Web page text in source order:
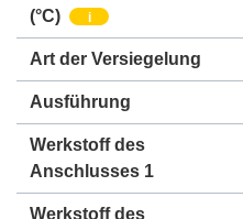
(°C)
i
Art der Versiegelung
Ausführung
Werkstoff des
Anschlusses 1
Werkstoff des